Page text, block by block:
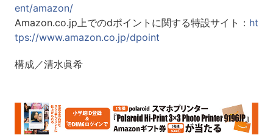
ent/amazon/
Amazon.co.jp上でのdポイントに関する特設サイト： ht
tps://www.amazon.co.jp/dpoint
構成／清水眞希